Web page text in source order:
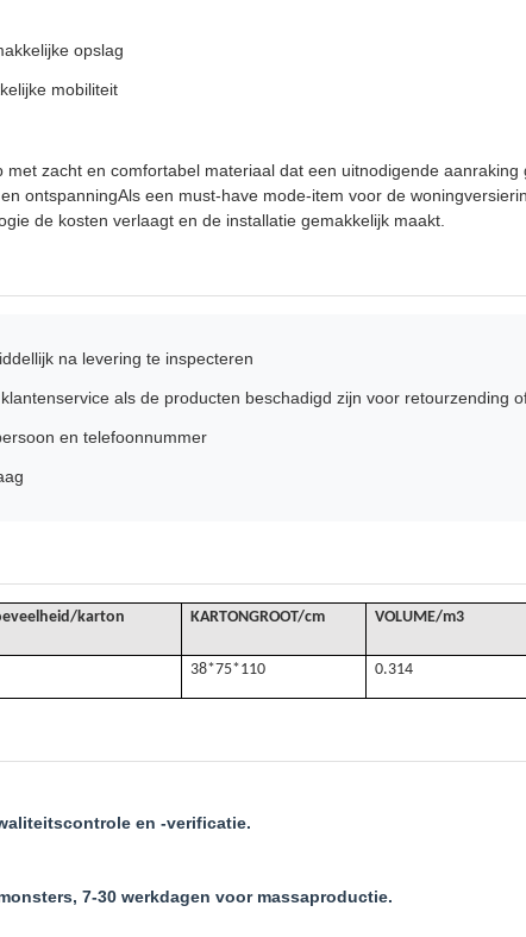
opslag
mobiliteit
zacht en comfortabel materiaal dat een uitnodigende
ontspanningAls een must-have mode-item voor de
de kosten verlaagt en de installatie gemakkelijk maakt.
na levering te inspecteren
als de producten beschadigd zijn voor retourzending
en telefoonnummer
karton KARTONGROOT/cm VOLUME/m3
38*75*110 0.314
en -verificatie.
7-30 werkdagen voor massaproductie.